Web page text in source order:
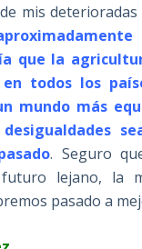
mis deterioradas
que la
todos los
mundo más
. Seguro
lejano, la
pasado a